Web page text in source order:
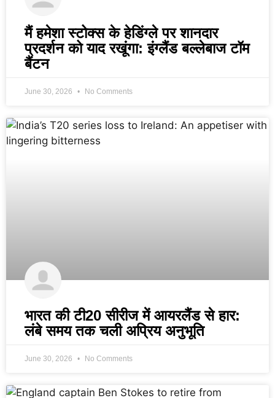
मैं हमेशा स्टोक्स के हेडिंग्ले पर शानदार
प्रदर्शन को याद रखूंगा: इंग्लैंड बल्लेबाज टॉम
बैंटन
June 30, 2026 No Comments
भारत की टी20 सीरीज में आयरलैंड से हार:
लंबे समय तक चली अप्रिय अनुभूति
June 30, 2026 No Comments